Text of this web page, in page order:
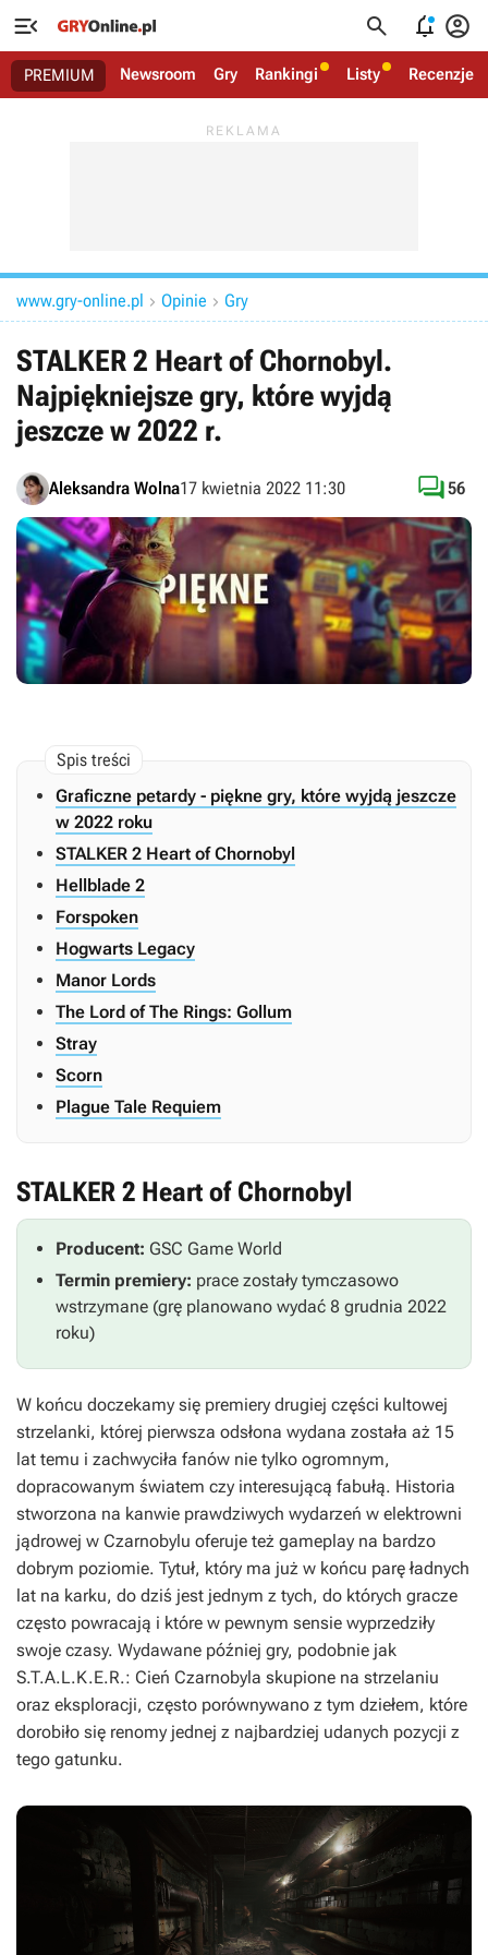
   
PREMIUM Newsroom Gry Rankingi Listy Recenzje
www.gry-online.pl  Opinie  Gry
STALKER 2 Heart of Chornobyl.
Najpiękniejsze gry, które wyjdą
jeszcze w 2022 r.
Aleksandra Wolna17 kwietnia 2022 11:30 56
Graficzne petardy - piękne gry, które wyjdą jeszcze
w 2022 roku
STALKER 2 Heart of Chornobyl
Hellblade 2
Forspoken
Hogwarts Legacy
Manor Lords
The Lord of The Rings: Gollum
Stray
Scorn
Plague Tale Requiem
STALKER 2 Heart of Chornobyl
Producent: GSC Game World
Termin premiery: prace zostały tymczasowo
wstrzymane (grę planowano wydać 8 grudnia 2022
roku)
W końcu doczekamy się premiery drugiej części kultowej
strzelanki, której pierwsza odsłona wydana została aż 15
lat temu i zachwyciła fanów nie tylko ogromnym,
dopracowanym światem czy interesującą fabułą. Historia
stworzona na kanwie prawdziwych wydarzeń w elektrowni
jądrowej w Czarnobylu oferuje też gameplay na bardzo
dobrym poziomie. Tytuł, który ma już w końcu parę ładnych
lat na karku, do dziś jest jednym z tych, do których gracze
często powracają i które w pewnym sensie wyprzedziły
swoje czasy. Wydawane później gry, podobnie jak
S.T.A.L.K.E.R.: Cień Czarnobyla skupione na strzelaniu
oraz eksploracji, często porównywano z tym dziełem, które
dorobiło się renomy jednej z najbardziej udanych pozycji z
tego gatunku.